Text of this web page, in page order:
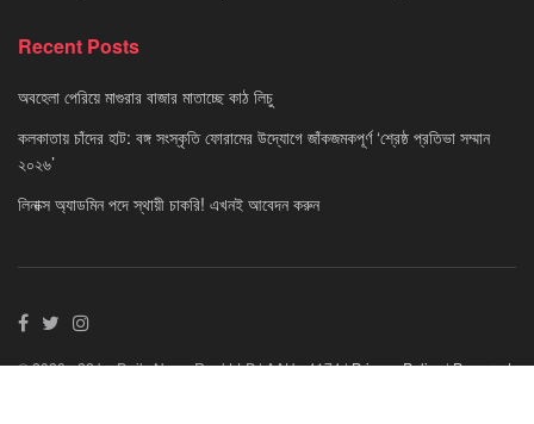
Recent Posts
অবহেলা পেরিয়ে মাগুরার বাজার মাতাচ্ছে কাঠ লিচু
কলকাতায় চাঁদের হাট: বঙ্গ সংস্কৃতি ফোরামের উদ্যোগে জাঁকজমকপূর্ণ ‘শ্রেষ্ঠ প্রতিভা সম্মান
২০২৬’
লিনাক্স অ্যাডমিন পদে স্থায়ী চাকরি! এখনই আবেদন করুন
© 2020 - 22 by Daily News Reel LLP | AAU - 4174 |Privacy Policy|Powered